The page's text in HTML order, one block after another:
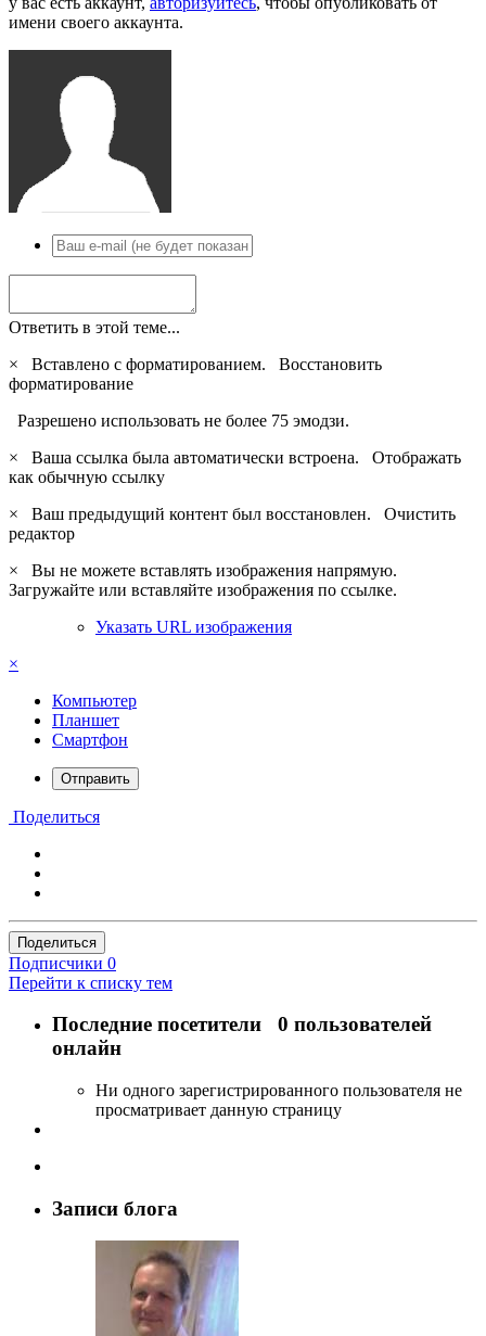
имени своего аккаунта.
Ответить в этой теме...
×
Вставлено с форматированием. Восстановить
форматирование
Разрешено использовать не более 75 эмодзи.
×
Ваша ссылка была автоматически встроена. Отображать
как обычную ссылку
×
Ваш предыдущий контент был восстановлен. Очистить
редактор
×
Вы не можете вставлять изображения напрямую.
Загружайте или вставляйте изображения по ссылке.
Указать URL изображения
×
Компьютер
Планшет
Смартфон
Отправить
Поделиться
Поделиться
Подписчики 0
Перейти к списку тем
Последние посетители 0 пользователей
онлайн
Ни одного зарегистрированного пользователя не
просматривает данную страницу
Записи блога